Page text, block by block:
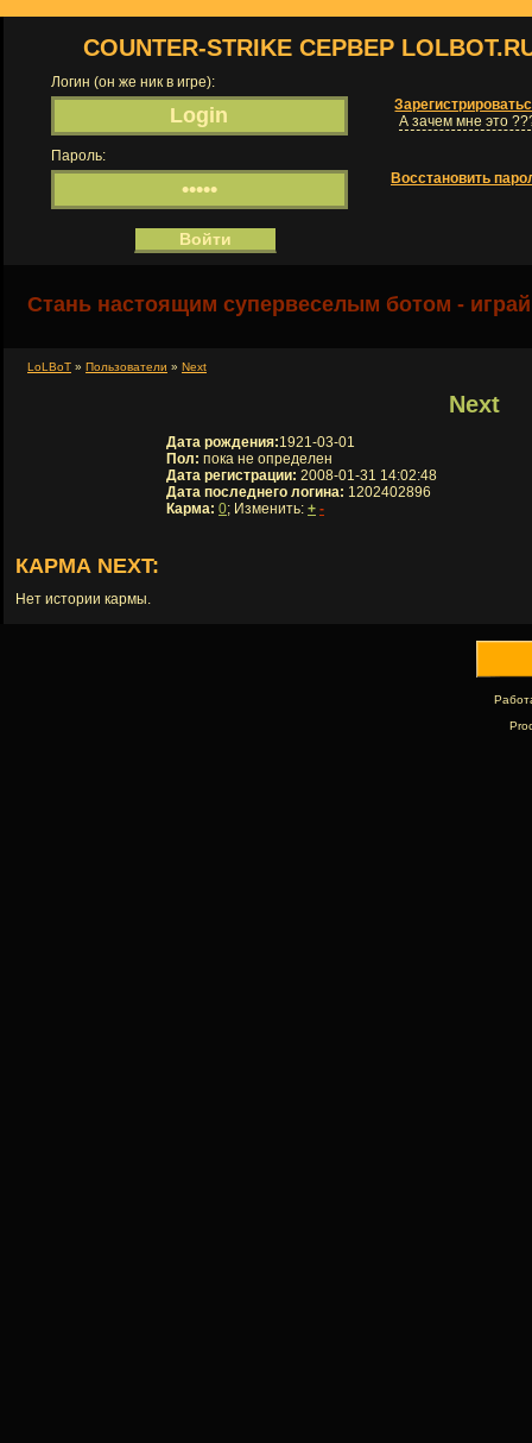
COUNTER-STRIKE СЕРВЕР
Логин (он же ник в игре):
А зачем мне это
Пароль:
Восстановить
Стань настоящим супервеселым ботом -
LoLBoT » Пользователи » Next
Next
Дата рождения:1921-03-01
Пол: пока не определен
Дата регистрации: 2008-01-31 14:02:48
Дата последнего логина: 1202402896
Карма: 0; Изменить: + -
КАРМА NEXT:
Нет истории кармы.